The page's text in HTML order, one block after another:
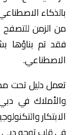
بالذكاء
من الزمن للتصفح
فقد تم بناؤها
الاصطناعي.
والأملاك في
الابتكار